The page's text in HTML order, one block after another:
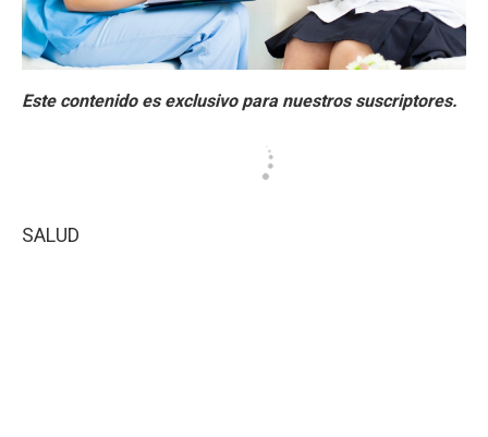
SALUD